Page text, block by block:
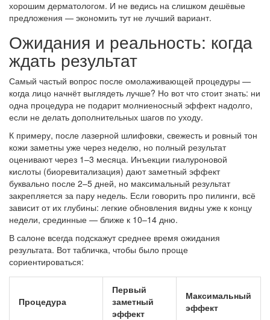
хорошим дерматологом. И не ведись на слишком дешёвые
предложения — экономить тут не лучший вариант.
Ожидания и реальность: когда
ждать результат
Самый частый вопрос после омолаживающей процедуры —
когда лицо начнёт выглядеть лучше? Но вот что стоит знать: ни
одна процедура не подарит молниеносный эффект надолго,
если не делать дополнительных шагов по уходу.
К примеру, после лазерной шлифовки, свежесть и ровный тон
кожи заметны уже через неделю, но полный результат
оценивают через 1–3 месяца. Инъекции гиалуроновой
кислоты (биоревитализация) дают заметный эффект
буквально после 2–5 дней, но максимальный результат
закрепляется за пару недель. Если говорить про пилинги, всё
зависит от их глубины: легкие обновления видны уже к концу
недели, срединные — ближе к 10–14 дню.
В салоне всегда подскажут среднее время ожидания
результата. Вот табличка, чтобы было проще
сориентироваться:
Процедура
Первый
заметный
эффект
Максимальный
эффект